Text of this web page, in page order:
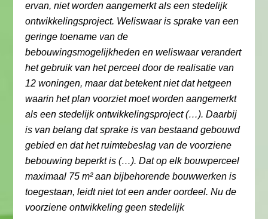
ervan, niet worden aangemerkt als een stedelijk
ontwikkelingsproject. Weliswaar is sprake van een
geringe toename van de
bebouwingsmogelijkheden en weliswaar verandert
het gebruik van het perceel door de realisatie van
12 woningen, maar dat betekent niet dat hetgeen
waarin het plan voorziet moet worden aangemerkt
als een stedelijk ontwikkelingsproject (…). Daarbij
is van belang dat sprake is van bestaand gebouwd
gebied en dat het ruimtebeslag van de voorziene
bebouwing beperkt is (…). Dat op elk bouwperceel
maximaal 75 m² aan bijbehorende bouwwerken is
toegestaan, leidt niet tot een ander oordeel. Nu de
voorziene ontwikkeling geen stedelijk